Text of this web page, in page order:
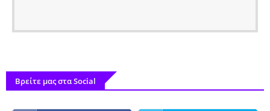
Βρείτε μας στα Social